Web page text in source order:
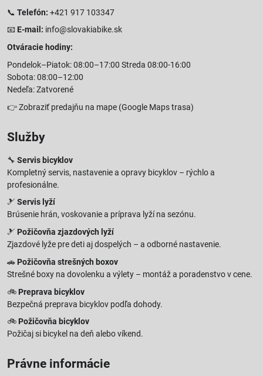
📞 Telefón: +421 917 103347
📧 E-mail: info@slovakiabike.sk
Otváracie hodiny:
Pondelok–Piatok: 08:00–17:00 Streda 08:00-16:00
Sobota: 08:00–12:00
Nedeľa: Zatvorené
👉Zobraziť predajňu na mape (Google Maps trasa)
Služby
🔧 Servis bicyklov
Kompletný servis, nastavenie a opravy bicyklov – rýchlo a
profesionálne.
🎿 Servis lyží
Brúsenie hrán, voskovanie a príprava lyží na sezónu.
🎿 Požičovňa zjazdových lyží
Zjazdové lyže pre deti aj dospelých – a odborné nastavenie.
🚗 Požičovňa strešných boxov
Strešné boxy na dovolenku a výlety – montáž a poradenstvo v cene.
🚲 Preprava bicyklov
Bezpečná preprava bicyklov podľa dohody.
🚲 Požičovňa bicyklov
Požičaj si bicykel na deň alebo víkend.
Právne informácie